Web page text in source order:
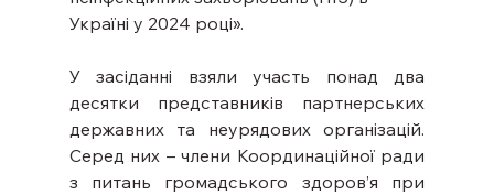
Україні у 2024 році».
У засіданні взяли участь понад два
десятки представників партнерських
державних та неурядових організацій.
Серед них – члени Координаційної ради
з питань громадського здоров’я при